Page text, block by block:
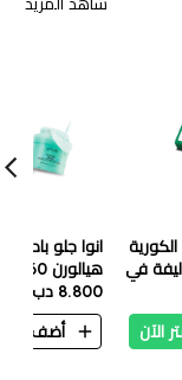
حبات ليفة في
الآن
انوا جلو باد
مل
8.800 دب
أضف